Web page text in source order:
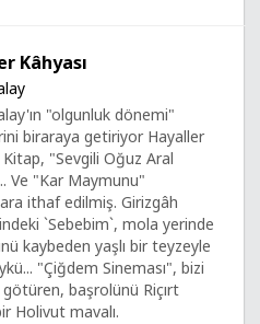
Kâhyası
"olgunluk dönemi"
biraraya getiriyor Hayaller
Kitap, "Sevgili Oğuz Aral
Ve "Kar Maymunu"
ithaf edilmiş. Girizgâh
`Sebebim`, mola yerinde
kaybeden yaşlı bir teyzeyle
"Çiğdem Sineması", bizi
başrolünü Riçırt
Holivut mavalı.